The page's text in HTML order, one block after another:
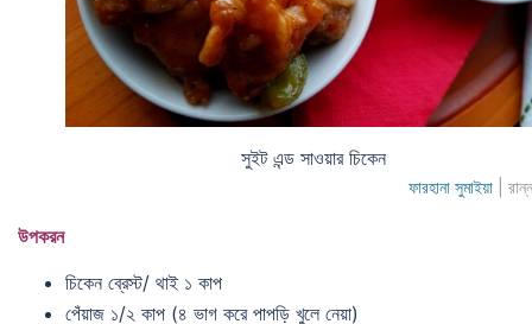
সুইট এন্ড সাওয়ার চিকেন
ফারহানা সুমাইয়া |
উপকরন
চিকেন ব্রেস্ট/ থাই ১ কাপ
পেঁয়াজ ১/২ কাপ (৪ ভাগ করে পাপড়ি খুলে নেয়া)